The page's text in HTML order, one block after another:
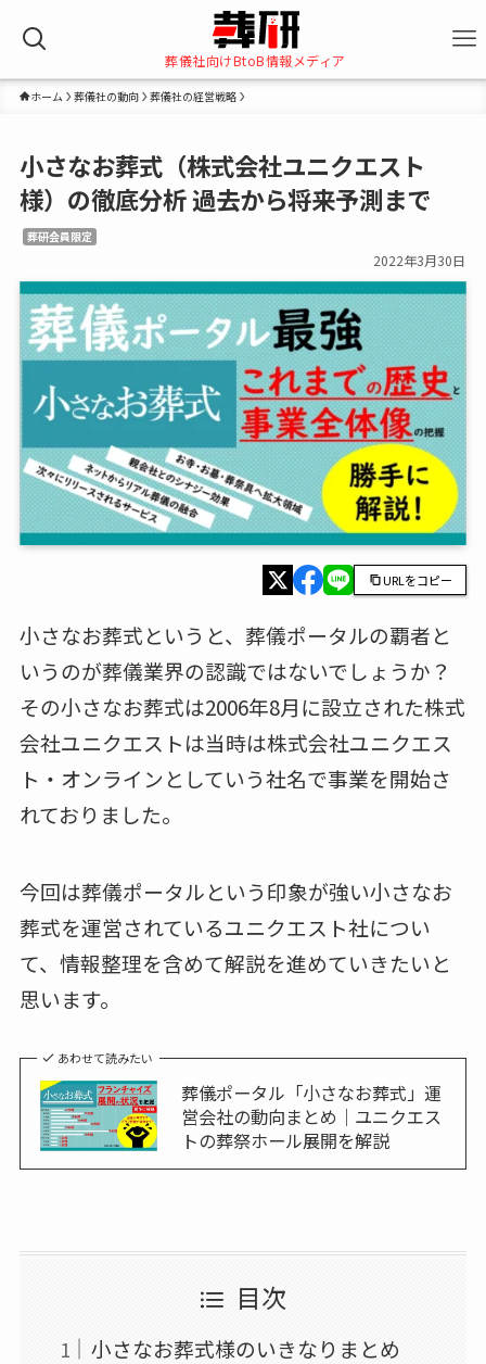
葬儀社向けBtoB情報メディア
ホーム 葬儀社の動向 葬儀社の経営戦略
小さなお葬式（株式会社ユニクエスト
様）の徹底分析 過去から将来予測まで
葬研会員限定
2022年3月30日
URLをコピー
小さなお葬式というと、葬儀ポータルの覇者と
いうのが葬儀業界の認識ではないでしょうか？
その小さなお葬式は2006年8月に設立された株式
会社ユニクエストは当時は株式会社ユニクエス
ト・オンラインとしていう社名で事業を開始さ
れておりました。
今回は葬儀ポータルという印象が強い小さなお
葬式を運営されているユニクエスト社につい
て、情報整理を含めて解説を進めていきたいと
思います。
あわせて読みたい
葬儀ポータル「小さなお葬式」運
営会社の動向まとめ｜ユニクエス
トの葬祭ホール展開を解説
目次
小さなお葬式様のいきなりまとめ